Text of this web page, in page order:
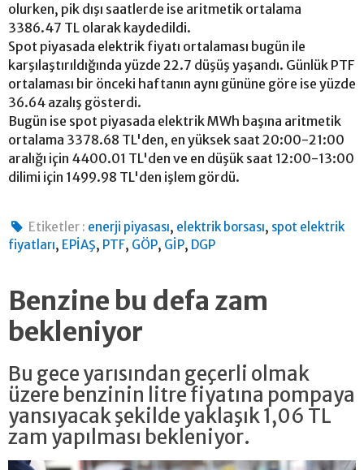
olurken, pik dışı saatlerde ise aritmetik ortalama
3386.47 TL olarak kaydedildi.
Spot piyasada elektrik fiyatı ortalaması bugün ile
karşılaştırıldığında yüzde 22.7 düşüş yaşandı. Günlük PTF
ortalaması bir önceki haftanın aynı gününe göre ise yüzde
36.64 azalış gösterdi.
Bugün ise spot piyasada elektrik MWh başına aritmetik
ortalama 3378.68 TL'den, en yüksek saat 20:00-21:00
aralığı için 4400.01 TL'den ve en düşük saat 12:00-13:00
dilimi için 1499.98 TL'den işlem gördü.
Etiketler : enerji piyasası, elektrik borsası, spot elektrik
fiyatları, EPİAŞ, PTF, GÖP, GİP, DGP
Benzine bu defa zam
bekleniyor
Bu gece yarısından geçerli olmak
üzere benzinin litre fiyatına pompaya
yansıyacak şekilde yaklaşık 1,06 TL
zam yapılması bekleniyor.